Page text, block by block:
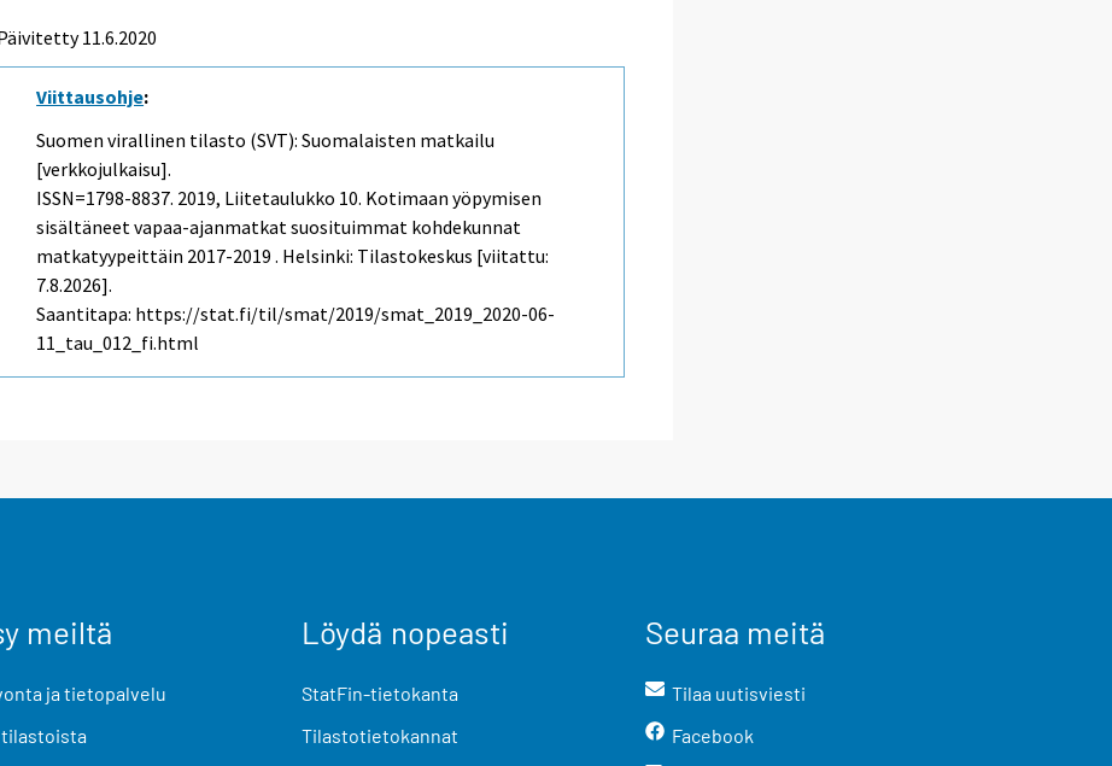
11.6.2020
Viittausohje:
Suomen virallinen tilasto (SVT): Suomalaisten matkailu
[verkkojulkaisu].
ISSN=1798-8837. 2019, Liitetaulukko 10. Kotimaan yöpymisen
sisältäneet vapaa-ajanmatkat suosituimmat kohdekunnat
matkatyypeittäin 2017-2019 . Helsinki: Tilastokeskus [viitattu:
7.8.2026].
Saantitapa: https://stat.fi/til/smat/2019/smat_2019_2020-06-
11_tau_012_fi.html
meiltä
ja tietopalvelu
tilastoista
Löydä nopeasti
StatFin-tietokanta
Tilastotietokannat
Seuraa meitä
Tilaa uutisviesti
Facebook